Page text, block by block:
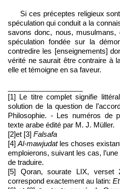
Si ces préceptes religieux sont
spéculation qui conduit a la
savons donc, nous, musulmans,
spéculation fondée sur la
contredire les [enseignements]
vérité ne saurait être contraire à
elle et témoigne en sa faveur.
[1] Le titre complet signifie
solution de la question de
Philosophie. - Les numéros de
texte arabe édité par M. J. Müller.
[2]et [3] Falsafa
[4] Al-mawjudatles choses
emploierons, suivant les cas,
de traduire.
[5] Qoran, sourate LIX, verset
correspond exactement au latin: